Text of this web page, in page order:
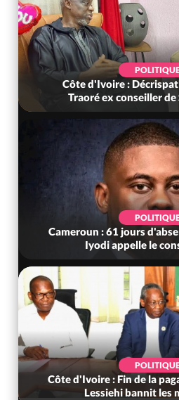
Côte d'Ivoire :
Traoré ex conseiller de
Cameroun : 61 jours
Iyodi appelle le
Côte d'Ivoire : Fin de la
Lessiehi bannit les